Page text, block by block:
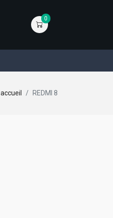
0
accueil REDMI 8